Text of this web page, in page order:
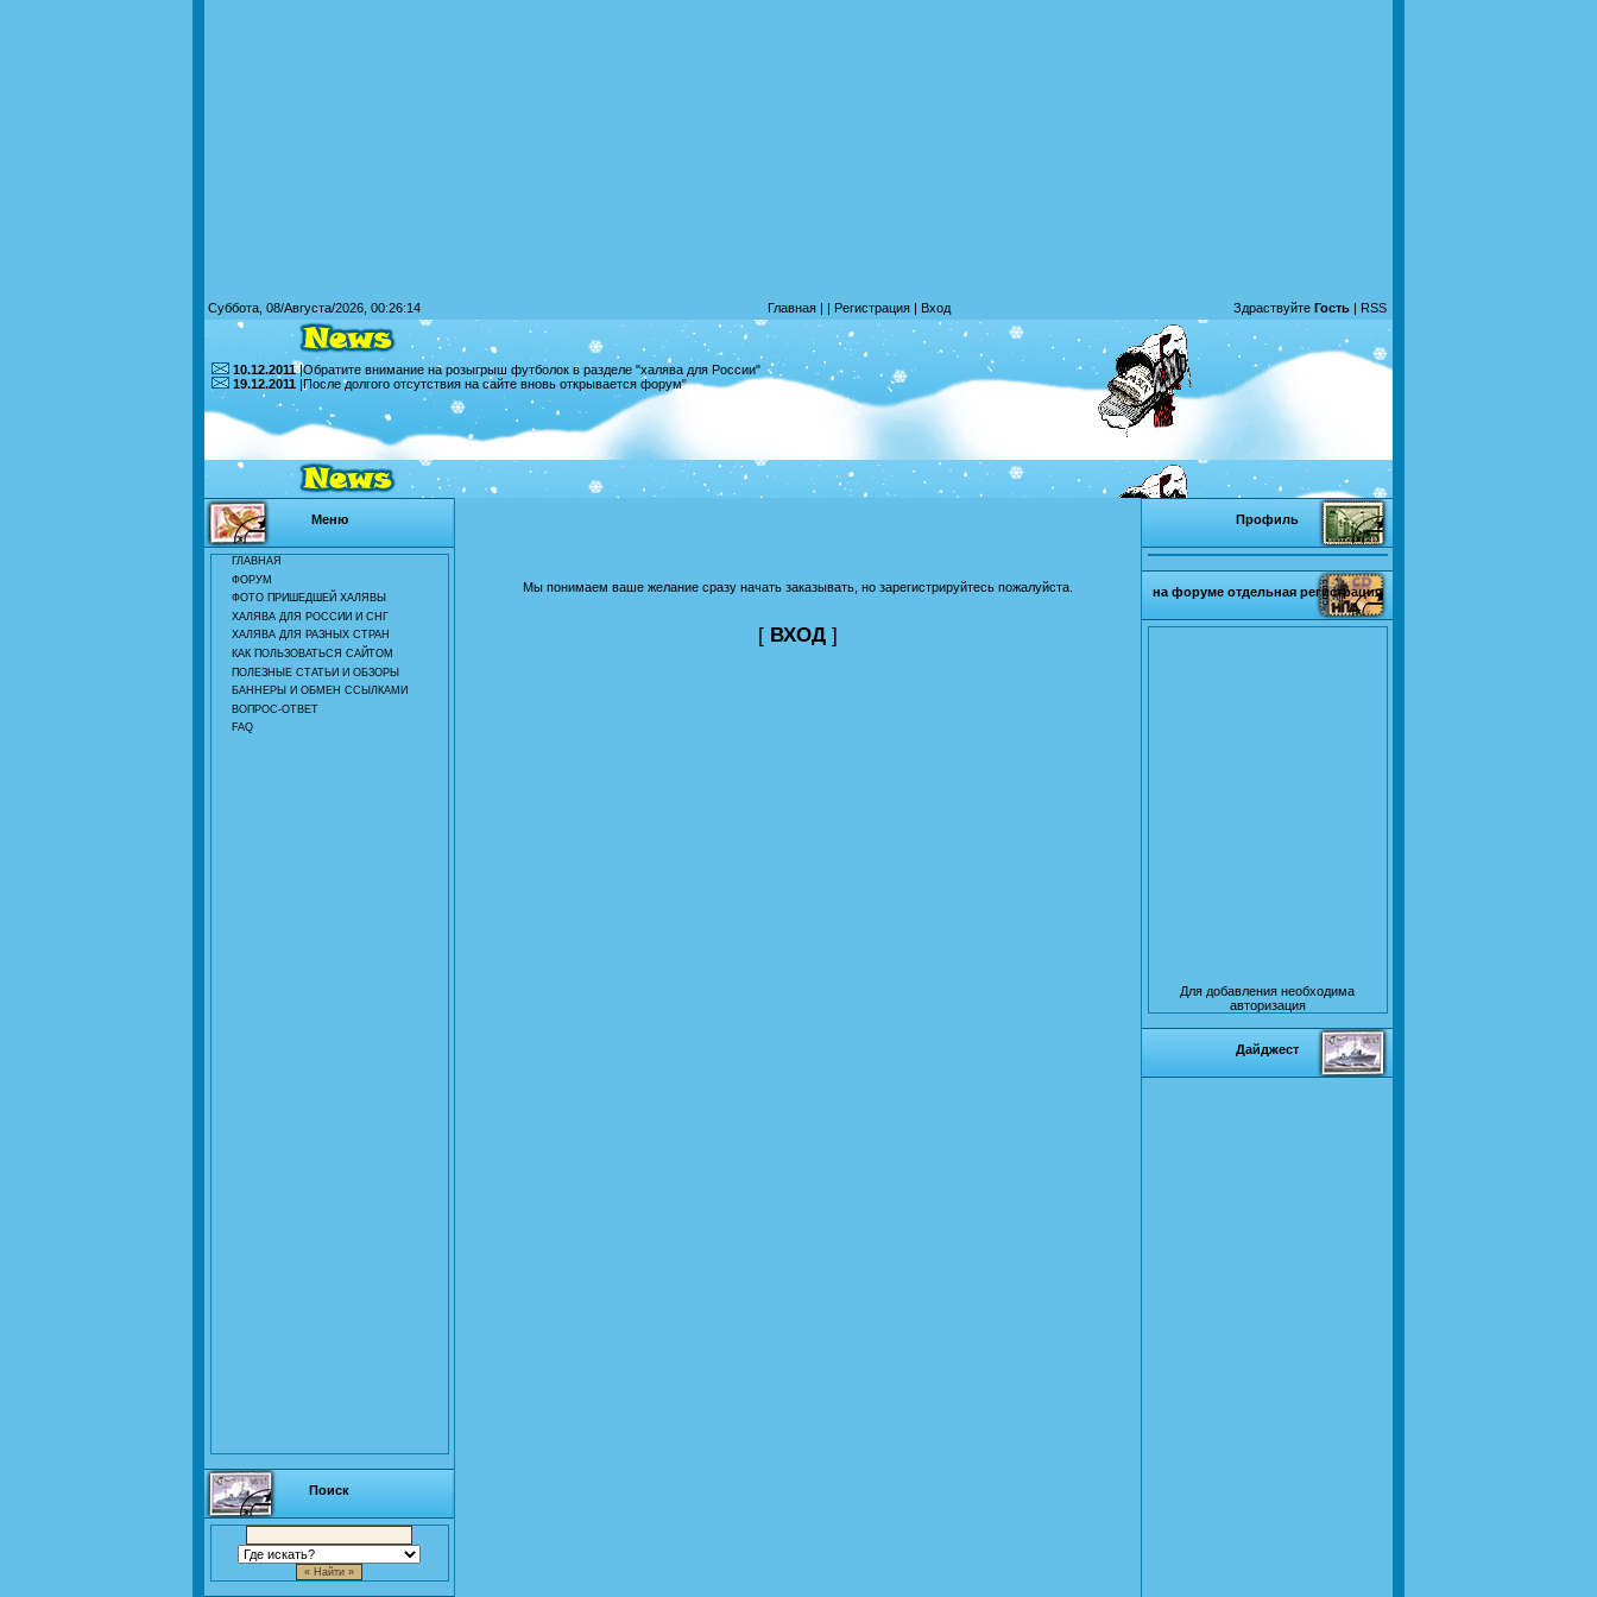
Суббота, 08/Августа/2026, 00:26:14 Главная | | Регистрация | Вход Здраствуйте Гость | RSS
10.12.2011|Обратите внимание на розыгрыш футболок в разделе "халява для России"
19.12.2011 |После долгого отсутствия на сайте вновь открывается форум"
Меню
ГЛАВНАЯ
ФОРУМ
ФОТО ПРИШЕДШЕЙ ХАЛЯВЫ
ХАЛЯВА ДЛЯ РОССИИ И СНГ
ХАЛЯВА ДЛЯ РАЗНЫХ СТРАН
КАК ПОЛЬЗОВАТЬСЯ САЙТОМ
ПОЛЕЗНЫЕ СТАТЬИ И ОБЗОРЫ
БАННЕРЫ И ОБМЕН ССЫЛКАМИ
ВОПРОС-ОТВЕТ
FAQ
Поиск
Мы понимаем ваше желание сразу начать заказывать, но зарегистрируйтесь пожалуйста.
[ ВХОД ]
Профиль
на форуме отдельная регистрация
Для добавления необходима
авторизация
Дайджест